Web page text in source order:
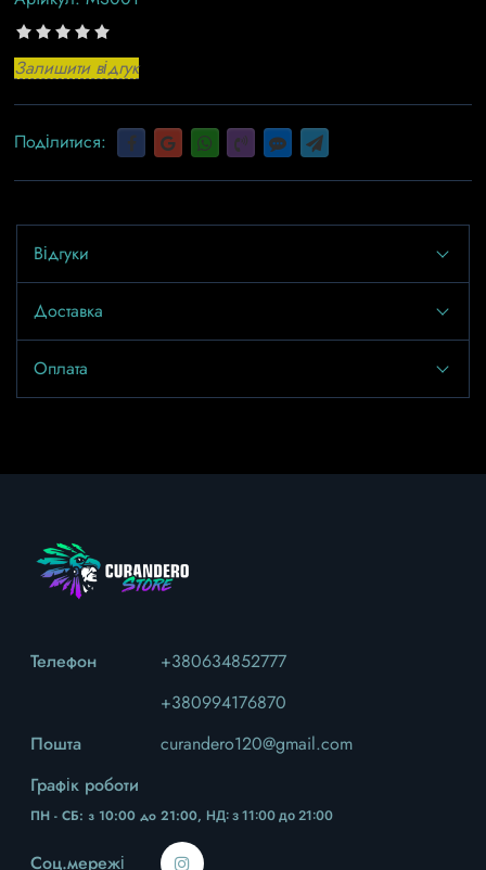
Залишити відгук
Поділитися:
Відгуки
Доставка
Оплата
Телефон
+380634852777
+380994176870
Пошта
curandero120@gmail.com
Графік роботи
ПН - СБ: з 10:00 до 21:00, НД: з 11:00 до 21:00
Соц.мережі